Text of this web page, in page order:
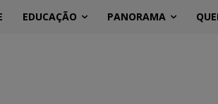
EDUCAÇÃO PANORAMA